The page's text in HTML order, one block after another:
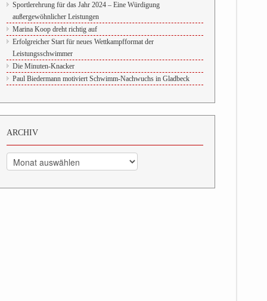
Sportlerehrung für das Jahr 2024 – Eine Würdigung
außergewöhnlicher Leistungen
Marina Koop dreht richtig auf
Erfolgreicher Start für neues Wettkampfformat der
Leistungsschwimmer
Die Minuten-Knacker
Paul Biedermann motiviert Schwimm-Nachwuchs in Gladbeck
ARCHIV
Archiv